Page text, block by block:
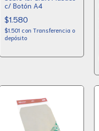
c/ Botón A4
$1.580
$1.501 con Transferencia o
depósito